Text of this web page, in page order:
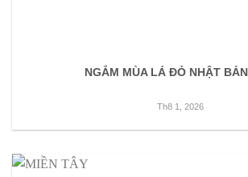
NGẮM MÙA LÁ ĐỎ NHẬT
Th8 1, 2026